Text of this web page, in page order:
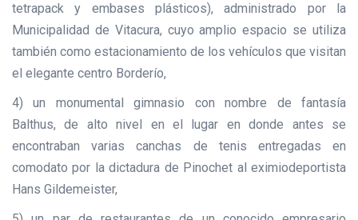
tetrapack y embases plásticos), administrado por la
Municipalidad de Vitacura, cuyo amplio espacio se utiliza
también como estacionamiento de los vehículos que visitan
el elegante centro Borderío,
4) un monumental gimnasio con nombre de fantasía
Balthus, de alto nivel en el lugar en donde antes se
encontraban varias canchas de tenis entregadas en
comodato por la dictadura de Pinochet al eximiodeportista
Hans Gildemeister,